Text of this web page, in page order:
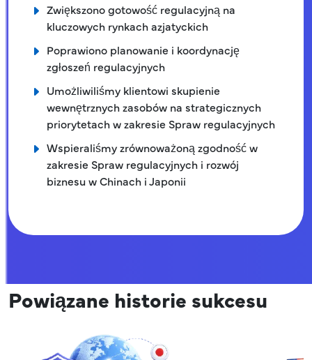
Zwiększono gotowość regulacyjną na
kluczowych rynkach azjatyckich
Poprawiono planowanie i koordynację
zgłoszeń regulacyjnych
Umożliwiliśmy klientowi skupienie
wewnętrznych zasobów na strategicznych
priorytetach w zakresie Spraw regulacyjnych
Wspieraliśmy zrównoważoną zgodność w
zakresie Spraw regulacyjnych i rozwój
biznesu w Chinach i Japonii
Powiązane historie sukcesu